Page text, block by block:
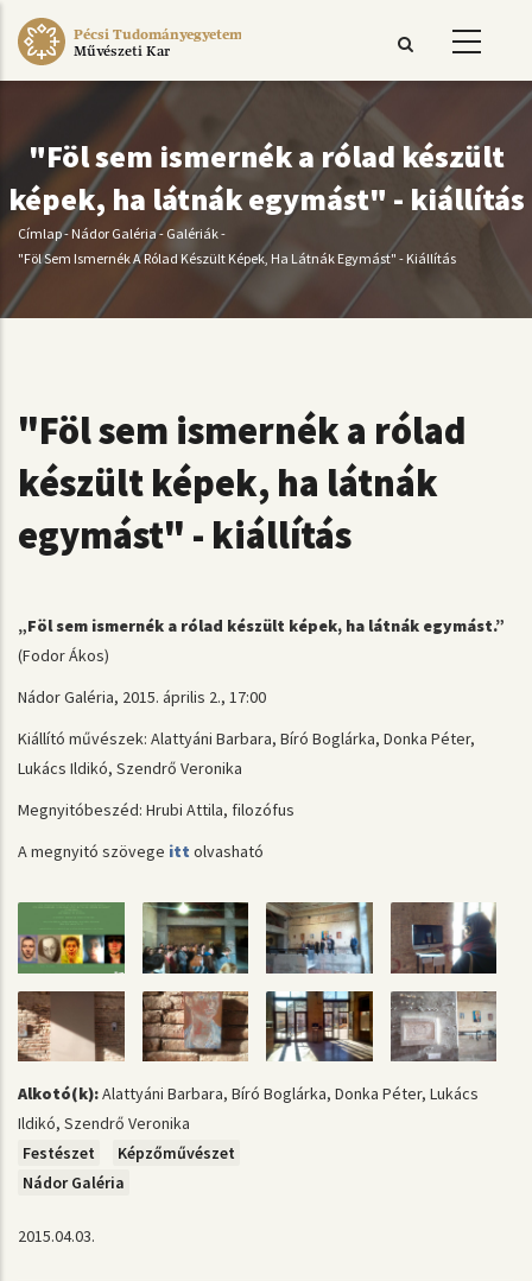
Ugrás
Pécsi Tudományegyetem
Művészeti Kar
"Föl sem ismernék a rólad készült
képek, ha látnák egymást" - kiállítás
Morzsa
Címlap-Nádor Galéria- Galériák-
"Föl Sem Ismernék A Rólad Készült Képek, Ha Látnák Egymást" - Kiállítás
"Föl sem ismernék a rólad
készült képek, ha látnák
egymást" - kiállítás
„Föl sem ismernék a rólad készült képek, ha látnák egymást.”
(Fodor Ákos)
Nádor Galéria, 2015. április 2., 17:00
Kiállító művészek: Alattyáni Barbara, Bíró Boglárka, Donka Péter,
Lukács Ildikó, Szendrő Veronika
Megnyitóbeszéd: Hrubi Attila, filozófus
A megnyitó szövege itt olvasható
Alkotó(k):Alattyáni Barbara, Bíró Boglárka, Donka Péter, Lukács
Ildikó, Szendrő Veronika
Festészet
Képzőművészet
Nádor Galéria
2015.04.03.